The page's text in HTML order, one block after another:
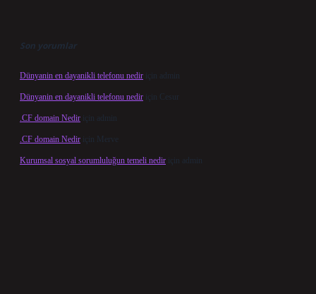
Son yorumlar
Dünyanin en dayanikli telefonu nedir için admin
Dünyanin en dayanikli telefonu nedir için Cesur
.CF domain Nedir için admin
.CF domain Nedir için Merve
Kurumsal sosyal sorumluluğun temeli nedir için admin